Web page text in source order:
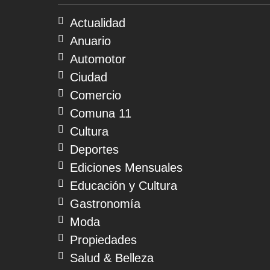
Actualidad
Anuario
Automotor
Ciudad
Comercio
Comuna 11
Cultura
Deportes
Ediciones Mensuales
Educación y Cultura
Gastronomía
Moda
Propiedades
Salud & Belleza
08